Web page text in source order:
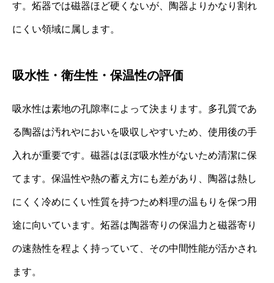
す。炻器では磁器ほど硬くないが、陶器よりかなり割れ
にくい領域に属します。
吸水性・衛生性・保温性の評価
吸水性は素地の孔隙率によって決まります。多孔質であ
る陶器は汚れやにおいを吸収しやすいため、使用後の手
入れが重要です。磁器はほぼ吸水性がないため清潔に保
てます。保温性や熱の蓄え方にも差があり、陶器は熱し
にくく冷めにくい性質を持つため料理の温もりを保つ用
途に向いています。炻器は陶器寄りの保温力と磁器寄り
の速熱性を程よく持っていて、その中間性能が活かされ
ます。